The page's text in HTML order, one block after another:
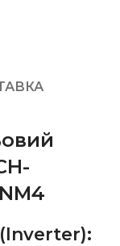
(Inverter):